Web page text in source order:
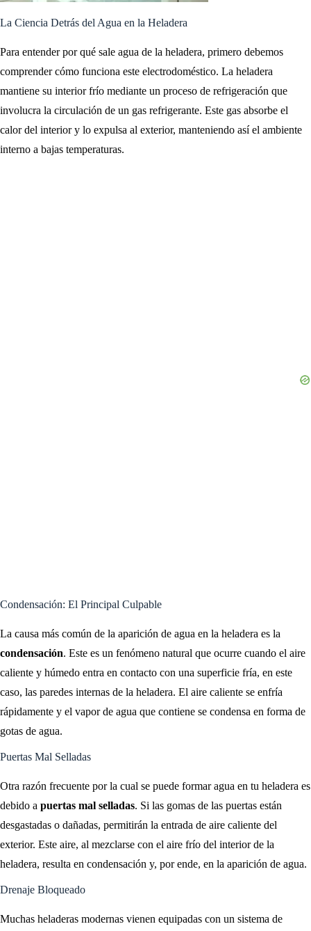
La Ciencia Detrás del Agua en la Heladera
Para entender por qué sale agua de la heladera, primero debemos
comprender cómo funciona este electrodoméstico. La heladera
mantiene su interior frío mediante un proceso de refrigeración que
involucra la circulación de un gas refrigerante. Este gas absorbe el
calor del interior y lo expulsa al exterior, manteniendo así el ambiente
interno a bajas temperaturas.
Condensación: El Principal Culpable
La causa más común de la aparición de agua en la heladera es la
condensación. Este es un fenómeno natural que ocurre cuando el aire
caliente y húmedo entra en contacto con una superficie fría, en este
caso, las paredes internas de la heladera. El aire caliente se enfría
rápidamente y el vapor de agua que contiene se condensa en forma de
gotas de agua.
Puertas Mal Selladas
Otra razón frecuente por la cual se puede formar agua en tu heladera es
debido a puertas mal selladas. Si las gomas de las puertas están
desgastadas o dañadas, permitirán la entrada de aire caliente del
exterior. Este aire, al mezclarse con el aire frío del interior de la
heladera, resulta en condensación y, por ende, en la aparición de agua.
Drenaje Bloqueado
Muchas heladeras modernas vienen equipadas con un sistema de